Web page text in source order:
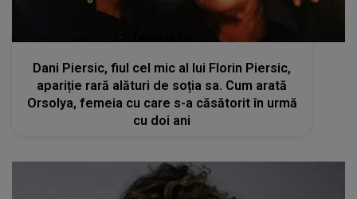
Dani Piersic, fiul cel mic al lui Florin Piersic,
apariție rară alături de soția sa. Cum arată
Orsolya, femeia cu care s-a căsătorit în urmă
cu doi ani